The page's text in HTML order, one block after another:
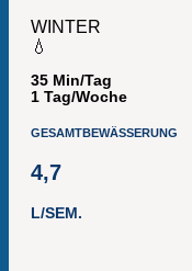
WINTER
💧
35 Min/Tag
1 Tag/Woche
GESAMTBEWÄSSERUNG
4,7
L/SEM.